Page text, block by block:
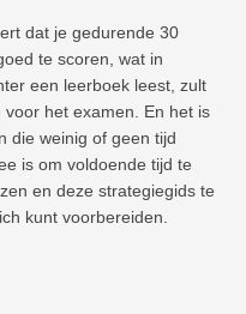
dat je gedurende 30
te scoren, wat in
een leerboek leest, zult
het examen. En het is
die weinig of geen tijd
is om voldoende tijd te
en deze strategiegids te
kunt voorbereiden.